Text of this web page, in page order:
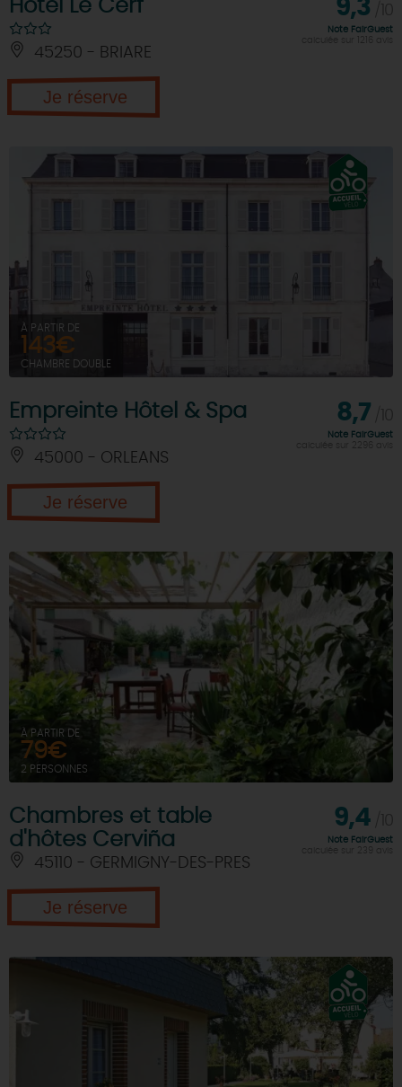
Hôtel Le Cerf
45250 - BRIARE
9,3
Note FairGuest
calculée sur 1216 avis
Je réserve
À PARTIR DE
143€
CHAMBRE DOUBLE
Empreinte Hôtel & Spa
45000 - ORLEANS
8,7
Note FairGuest
calculée sur 2296 avis
Je réserve
À PARTIR DE
79€
2 PERSONNES
Chambres et table
d'hôtes Cerviña
45110 - GERMIGNY-DES-PRES
9,4
Note FairGuest
calculée sur 239 avis
Je réserve